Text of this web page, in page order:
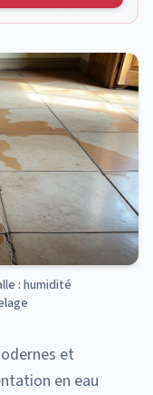
: humidité
et
en eau